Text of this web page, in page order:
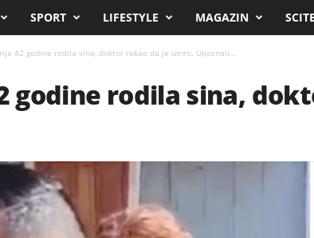
SPORT LIFESTYLE MAGAZIN
42 godine rodila sina, doktor rekao da je umro. Upoznali...
godine rodila sina,